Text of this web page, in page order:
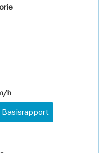
h
Basisrapport